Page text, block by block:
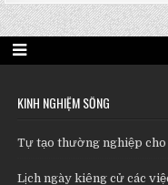
KINH NGHIỆM SỐNG
Tự tạo thường nghiệp
Lịch ngày kiêng cử các